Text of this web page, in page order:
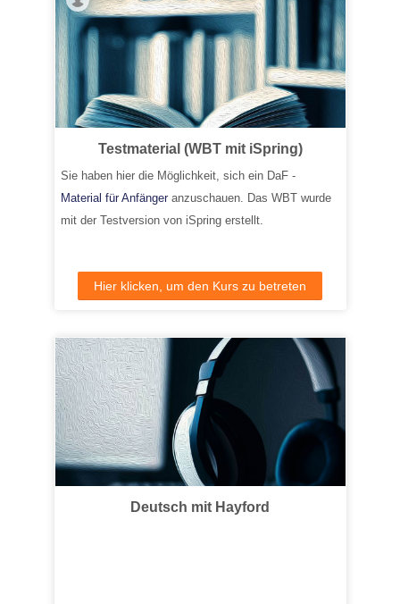
Testmaterial (WBT mit iSpring)
Sie haben hier die Möglichkeit, sich ein DaF -
Material für Anfänger anzuschauen. Das WBT wurde
mit der Testversion von iSpring erstellt.
Hier klicken, um den Kurs zu betreten
Deutsch mit Hayford